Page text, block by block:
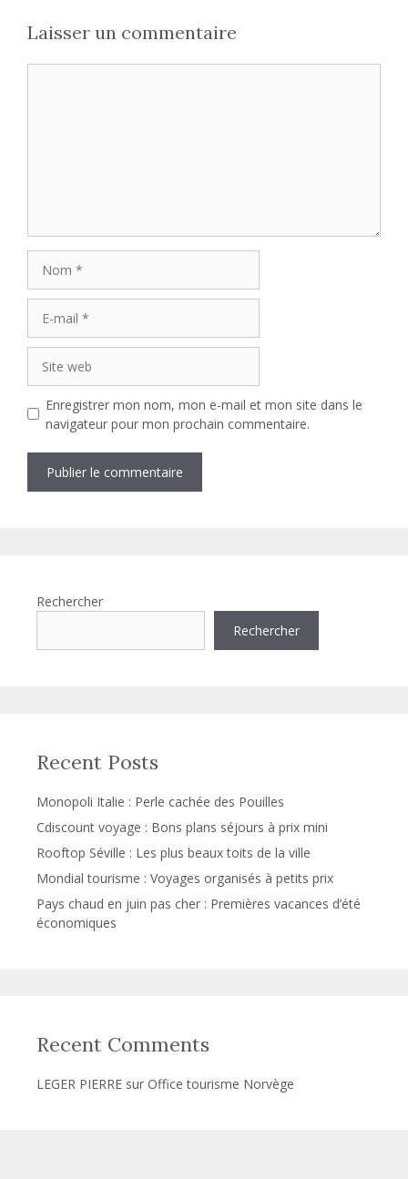
Laisser un commentaire
mail
web
Enregistrer mon nom, mon e-mail et mon site dans le
navigateur pour mon prochain commentaire.
Rechercher
Rechercher
Recent Posts
Monopoli Italie : Perle cachée des Pouilles
Cdiscount voyage : Bons plans séjours à prix mini
Rooftop Séville : Les plus beaux toits de la ville
Mondial tourisme : Voyages organisés à petits prix
Pays chaud en juin pas cher : Premières vacances d’été
économiques
Recent Comments
LEGER PIERRE sur Office tourisme Norvège